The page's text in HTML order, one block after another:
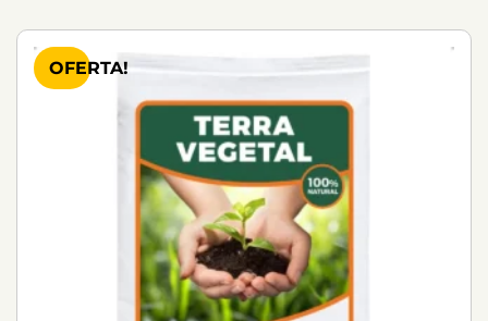
OFERTA!